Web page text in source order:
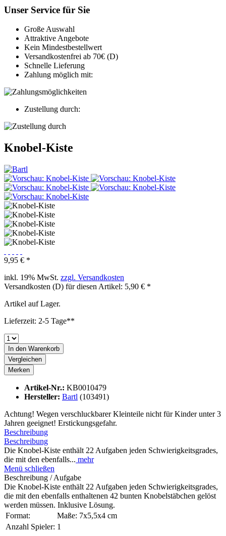
Unser Service für Sie
Große Auswahl
Attraktive Angebote
Kein Mindestbestellwert
Versandkostenfrei ab 70€ (D)
Schnelle Lieferung
Zahlung möglich mit:
Zustellung durch:
Knobel-Kiste
9,95 € *
inkl. 19% MwSt. zzgl. Versandkosten
Versandkosten (D) für diesen Artikel: 5,90 € *
Artikel auf Lager.
Lieferzeit: 2-5 Tage**
In den Warenkorb
Vergleichen
Merken
Artikel-Nr.: KB0010479
Hersteller: Bartl (103491)
Achtung! Wegen verschluckbarer Kleinteile nicht für Kinder unter 3
Jahren geeignet! Erstickungsgefahr.
Beschreibung
Beschreibung
Die Knobel-Kiste enthält 22 Aufgaben jeden Schwierigkeitsgrades,
die mit den ebenfalls... mehr
Menü schließen
Beschreibung / Aufgabe
Die Knobel-Kiste enthält 22 Aufgaben jeden Schwierigkeitsgrades,
die mit den ebenfalls enthaltenen 42 bunten Knobelstäbchen gelöst
werden müssen. Inklusive Lösung.
Format:
Maße: 7x5,5x4 cm
Anzahl Spieler: 1